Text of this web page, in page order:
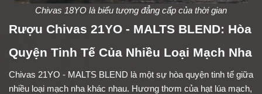
Chivas 18YO là biểu tượng đẳng cấp của thời gian
Rượu Chivas 21YO - MALTS BLEND: Hòa
Quyện Tinh Tế Của Nhiều Loại Mạch Nha
Chivas 21YO - MALTS BLEND là một sự hòa quyện tinh tế giữa
nhiều loại mạch nha khác nhau. Hương thơm của hạt lúa mạch,